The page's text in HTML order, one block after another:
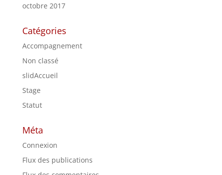
octobre 2017
Catégories
Accompagnement
Non classé
slidAccueil
Stage
Statut
Méta
Connexion
Flux des publications